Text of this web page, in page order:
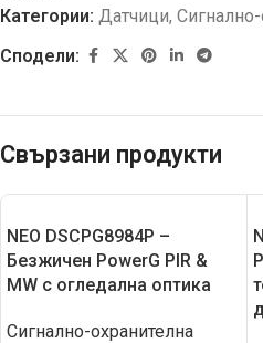
Категории: Датчици, Сигнално-
Сподели:
Свързани продукти
NEO DSCPG8984P –
Безжичен PowerG PIR &
MW с огледална оптика
Сигнално-охранителна